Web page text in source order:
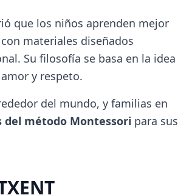
que los niños aprenden mejor
materiales diseñados
Su filosofía se basa en la idea
y respeto.
del mundo, y familias en
del método Montessori para sus